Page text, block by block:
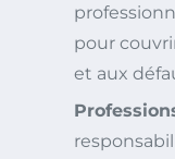
pour
et aux